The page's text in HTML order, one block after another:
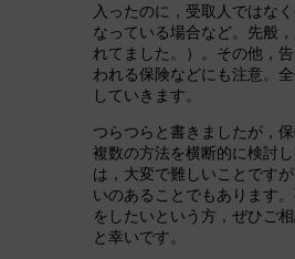
入ったのに，受取人ではな
なっている場合など。先般
れてました。）。その他，
われる保険などにも注意。
していきます。
つらつらと書きましたが，保
複数の方法を横断的に検討
は，大変で難しいことです
いのあることでもあります
をしたいという方，ぜひご
と幸いです。